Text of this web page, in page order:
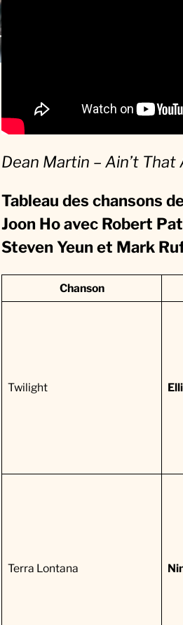
t
r
a
:
a
M
u
s
u
m
Dean Martin – Ain’t That
Tableau des chansons
Joon Ho avec Robert
Steven Yeun et Mark
Chanson
Twilight
Terra Lontana